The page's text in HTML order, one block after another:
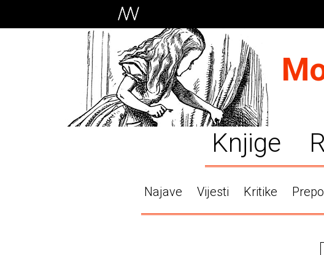
Knjige
Najave Vijesti Kritike